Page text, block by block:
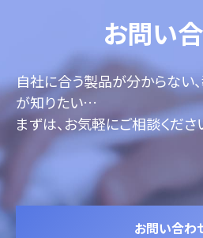
お問い
自社に合う製品が分からない
が知りたい…
まずは、お気軽にご相談くださ
お問い合わ